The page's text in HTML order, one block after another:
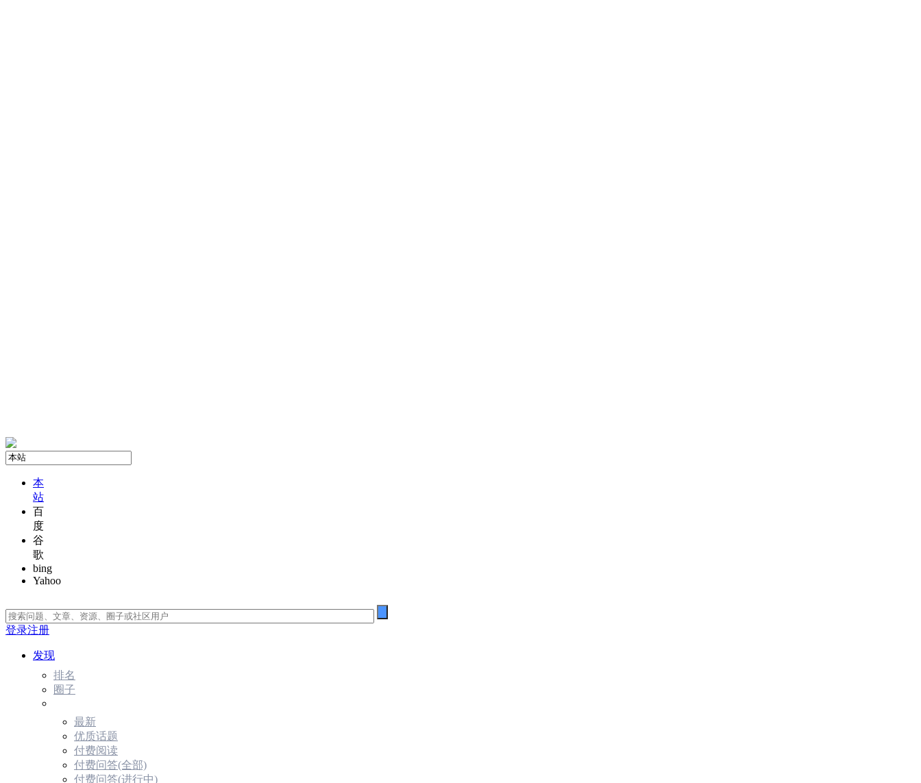
本
站
百
度
谷
歌
bing
Yahoo
登录注册
发现
排名
圈子
最新
优质话题
付费阅读
付费问答(全部)
付费问答(进行中)